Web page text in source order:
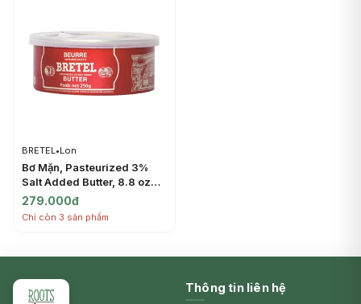
BRETEL•Lon
Bơ Mặn, Pasteurized 3%
Salt Added Butter, 8.8 oz
(250g) - BRETEL
279.000đ
Chỉ còn 3 sản phẩm
Thông tin liên hệ